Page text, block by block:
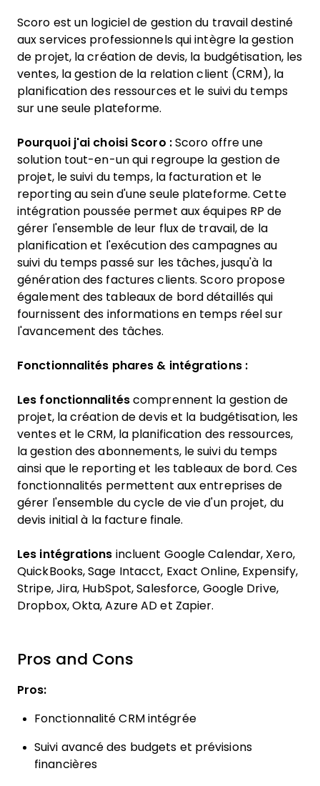
Scoro est un logiciel de gestion du travail destiné
aux services professionnels qui intègre la gestion
de projet, la création de devis, la budgétisation, les
ventes, la gestion de la relation client (CRM), la
planification des ressources et le suivi du temps
sur une seule plateforme.
Pourquoi j'ai choisi Scoro : Scoro offre une
solution tout-en-un qui regroupe la gestion de
projet, le suivi du temps, la facturation et le
reporting au sein d'une seule plateforme. Cette
intégration poussée permet aux équipes RP de
gérer l'ensemble de leur flux de travail, de la
planification et l'exécution des campagnes au
suivi du temps passé sur les tâches, jusqu'à la
génération des factures clients. Scoro propose
également des tableaux de bord détaillés qui
fournissent des informations en temps réel sur
l'avancement des tâches.
Fonctionnalités phares & intégrations :
Les fonctionnalitéscomprennent la gestion de
projet, la création de devis et la budgétisation, les
ventes et le CRM, la planification des ressources,
la gestion des abonnements, le suivi du temps
ainsi que le reporting et les tableaux de bord. Ces
fonctionnalités permettent aux entreprises de
gérer l'ensemble du cycle de vie d'un projet, du
devis initial à la facture finale.
Les intégrations incluent Google Calendar, Xero,
QuickBooks, Sage Intacct, Exact Online, Expensify,
Stripe, Jira, HubSpot, Salesforce, Google Drive,
Dropbox, Okta, Azure AD et Zapier.
Pros and Cons
Pros:
Fonctionnalité CRM intégrée
Suivi avancé des budgets et prévisions
financières